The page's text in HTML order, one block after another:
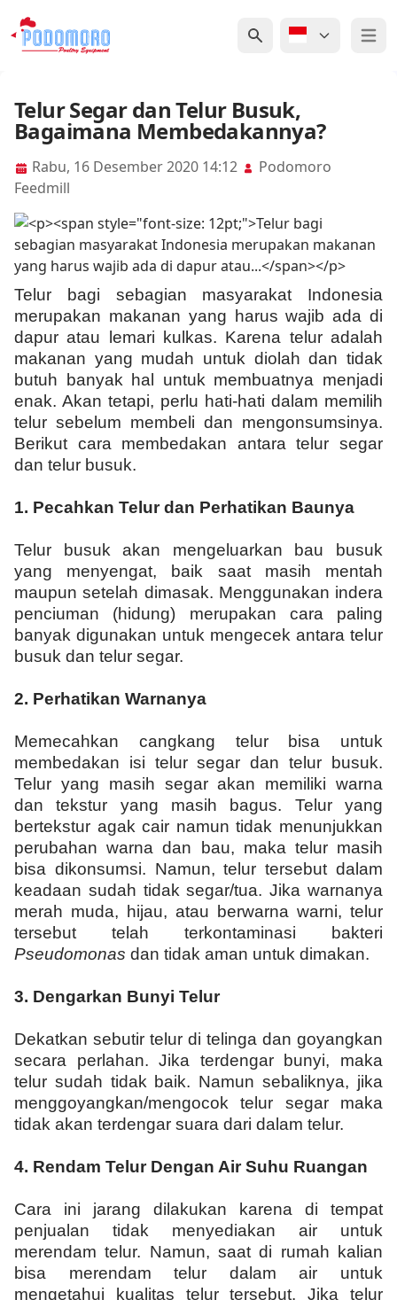
Open
Telur Segar dan Telur Busuk,
Bagaimana Membedakannya?
Rabu, 16 Desember 2020 14:12
Podomoro
Feedmill
Telur bagi sebagian masyarakat Indonesia
merupakan makanan yang harus wajib ada di
dapur atau lemari kulkas. Karena telur adalah
makanan yang mudah untuk diolah dan tidak
butuh banyak hal untuk membuatnya menjadi
enak. Akan tetapi, perlu hati-hati dalam memilih
telur sebelum membeli dan mengonsumsinya.
Berikut cara membedakan antara telur segar
dan telur busuk.
1. Pecahkan Telur dan Perhatikan Baunya
Telur busuk akan mengeluarkan bau busuk
yang menyengat, baik saat masih mentah
maupun setelah dimasak. Menggunakan indera
penciuman (hidung) merupakan cara paling
banyak digunakan untuk mengecek antara telur
busuk dan telur segar.
2. Perhatikan Warnanya
Memecahkan cangkang telur bisa untuk
membedakan isi telur segar dan telur busuk.
Telur yang masih segar akan memiliki warna
dan tekstur yang masih bagus. Telur yang
bertekstur agak cair namun tidak menunjukkan
perubahan warna dan bau, maka telur masih
bisa dikonsumsi. Namun, telur tersebut dalam
keadaan sudah tidak segar/tua. Jika warnanya
merah muda, hijau, atau berwarna warni, telur
tersebut telah terkontaminasi bakteri
Pseudomonas dan tidak aman untuk dimakan.
3. Dengarkan Bunyi Telur
Dekatkan sebutir telur di telinga dan goyangkan
secara perlahan. Jika terdengar bunyi, maka
telur sudah tidak baik. Namun sebaliknya, jika
menggoyangkan/mengocok telur segar maka
tidak akan terdengar suara dari dalam telur.
4. Rendam Telur Dengan Air Suhu Ruangan
Cara ini jarang dilakukan karena di tempat
penjualan tidak menyediakan air untuk
merendam telur. Namun, saat di rumah kalian
bisa merendam telur dalam air untuk
mengetahui kualitas telur tersebut. Jika telur